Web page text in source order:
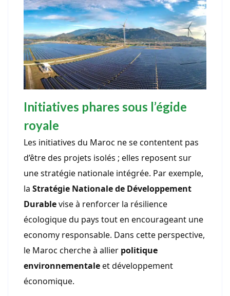
Initiatives phares sous l’égide
royale
Les initiatives du Maroc ne se contentent pas
d’être des projets isolés ; elles reposent sur
une stratégie nationale intégrée. Par exemple,
la Stratégie Nationale de Développement
Durablevise à renforcer la résilience
écologique du pays tout en encourageant une
economy responsable. Dans cette perspective,
le Maroc cherche à allier politique
environnementaleet développement
économique.